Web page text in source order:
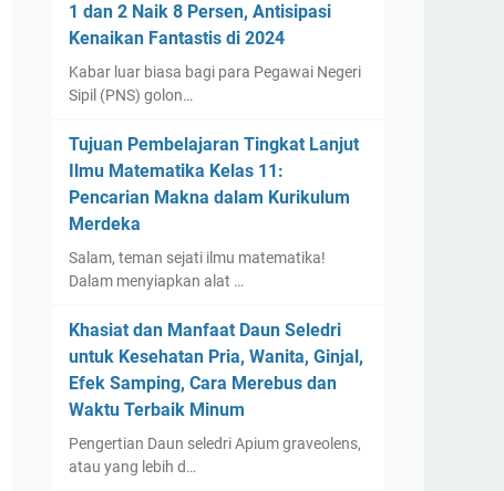
1 dan 2 Naik 8 Persen, Antisipasi
Kenaikan Fantastis di 2024
Kabar luar biasa bagi para Pegawai Negeri
Sipil (PNS) golon…
Tujuan Pembelajaran Tingkat Lanjut
Ilmu Matematika Kelas 11:
Pencarian Makna dalam Kurikulum
Merdeka
Salam, teman sejati ilmu matematika!
Dalam menyiapkan alat …
Khasiat dan Manfaat Daun Seledri
untuk Kesehatan Pria, Wanita, Ginjal,
Efek Samping, Cara Merebus dan
Waktu Terbaik Minum
Pengertian Daun seledri Apium graveolens,
atau yang lebih d…